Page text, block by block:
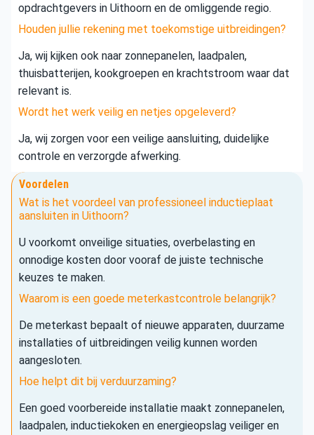
opdrachtgevers in Uithoorn en de omliggende regio.
Houden jullie rekening met toekomstige uitbreidingen?
Ja, wij kijken ook naar zonnepanelen, laadpalen,
thuisbatterijen, kookgroepen en krachtstroom waar dat
relevant is.
Wordt het werk veilig en netjes opgeleverd?
Ja, wij zorgen voor een veilige aansluiting, duidelijke
controle en verzorgde afwerking.
Voordelen
Wat is het voordeel van professioneel inductieplaat
aansluiten in Uithoorn?
U voorkomt onveilige situaties, overbelasting en
onnodige kosten door vooraf de juiste technische
keuzes te maken.
Waarom is een goede meterkastcontrole belangrijk?
De meterkast bepaalt of nieuwe apparaten, duurzame
installaties of uitbreidingen veilig kunnen worden
aangesloten.
Hoe helpt dit bij verduurzaming?
Een goed voorbereide installatie maakt zonnepanelen,
laadpalen, inductiekoken en energieopslag veiliger en